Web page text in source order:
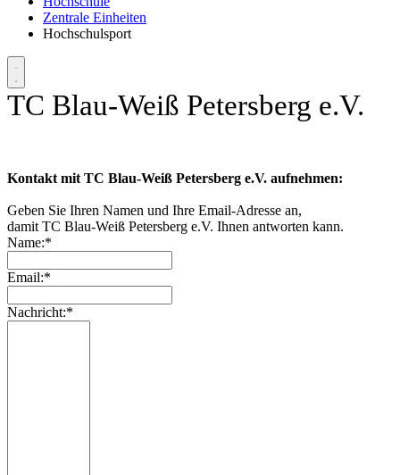
Zentrale Einheiten
Hochschulsport
TC Blau-Weiß Petersberg e.V.
Kontakt mit TC Blau-Weiß Petersberg e.V. aufnehmen:
Geben Sie Ihren Namen und Ihre Email-Adresse an,
damit TC Blau-Weiß Petersberg e.V. Ihnen antworten kann.
Name:*
Email:*
Nachricht:*